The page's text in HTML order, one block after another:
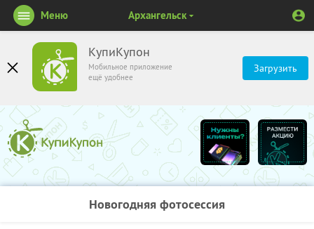
КупиКупон
Мобильное приложение
ещё удобнее
Загрузить
Меню Архангельск
Новогодняя фотосессия